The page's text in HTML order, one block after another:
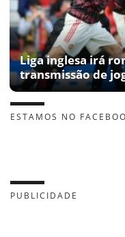
Liga inglesa irá
transmissão de
ESTAMOS NO
PUBLICIDADE